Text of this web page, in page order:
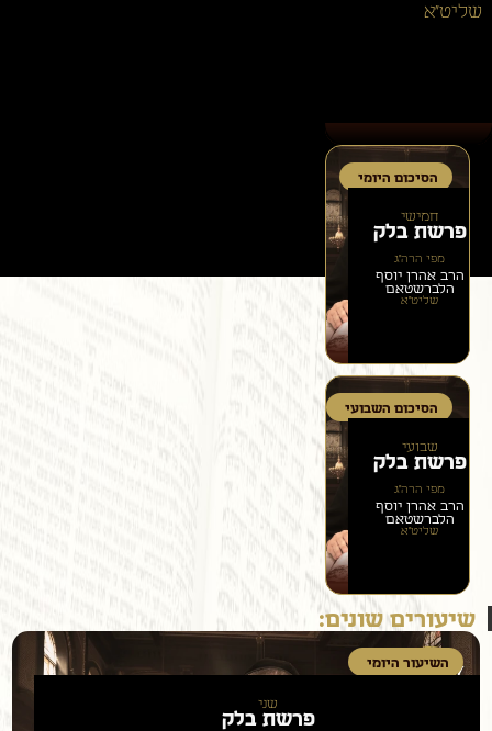
שליט״א
הסיכום היומי
חמישי
פרשתבלק
מפי הרה״ג
הרב אהרן יוסף
הלברשטאם
שליט״א
הסיכום השבועי
שבועי
פרשתבלק
מפי הרה״ג
הרב אהרן יוסף
הלברשטאם
שליט״א
שיעורים שונים:
השיעור היומי
שני
פרשתבלק